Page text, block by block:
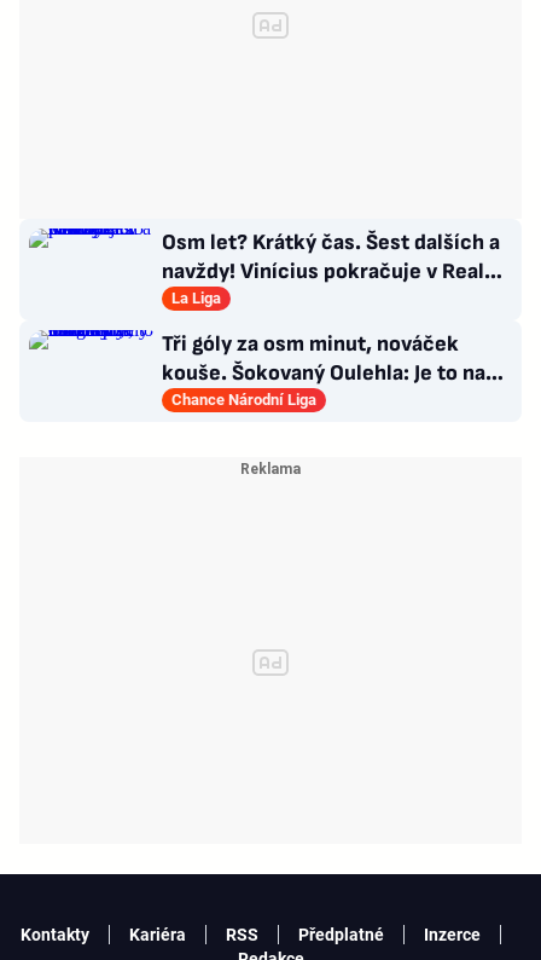
Osm let? Krátký čas. Šest dalších a
navždy! Vinícius pokračuje v Realu,
za 25 milionů eur
La Liga
Tři góly za osm minut, nováček
kouše. Šokovaný Oulehla: Je to na
ho*no, řešíme posily
Chance Národní Liga
Kontakty Kariéra RSS Předplatné
Inzerce